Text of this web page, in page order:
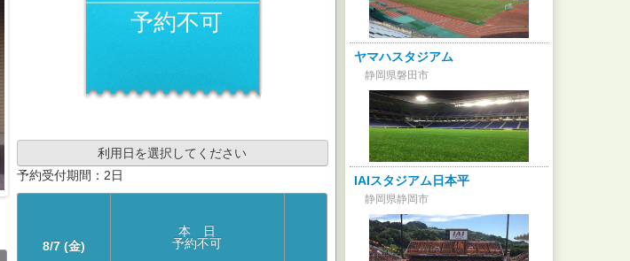
予約不可
利用日を選択してください
予約受付期間：2日
8/7 (金)
本 日
予約不可
ヤマハスタジアム
静岡県磐田市
IAIスタジアム日本平
静岡県静岡市